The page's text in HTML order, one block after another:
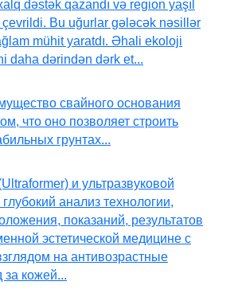
dəstək qazandı və region yaşıl
çevrildi. Bu uğurlar gələcək nəsillər
mühit yaratdı. Əhali ekoloji
daha dərindən dərk et...
свайного основания
что оно позволяет строить
грунтах...
и ультразвуковой
анализ технологии,
показаний, результатов
эстетической медицине с
на антивозрастные
за кожей...